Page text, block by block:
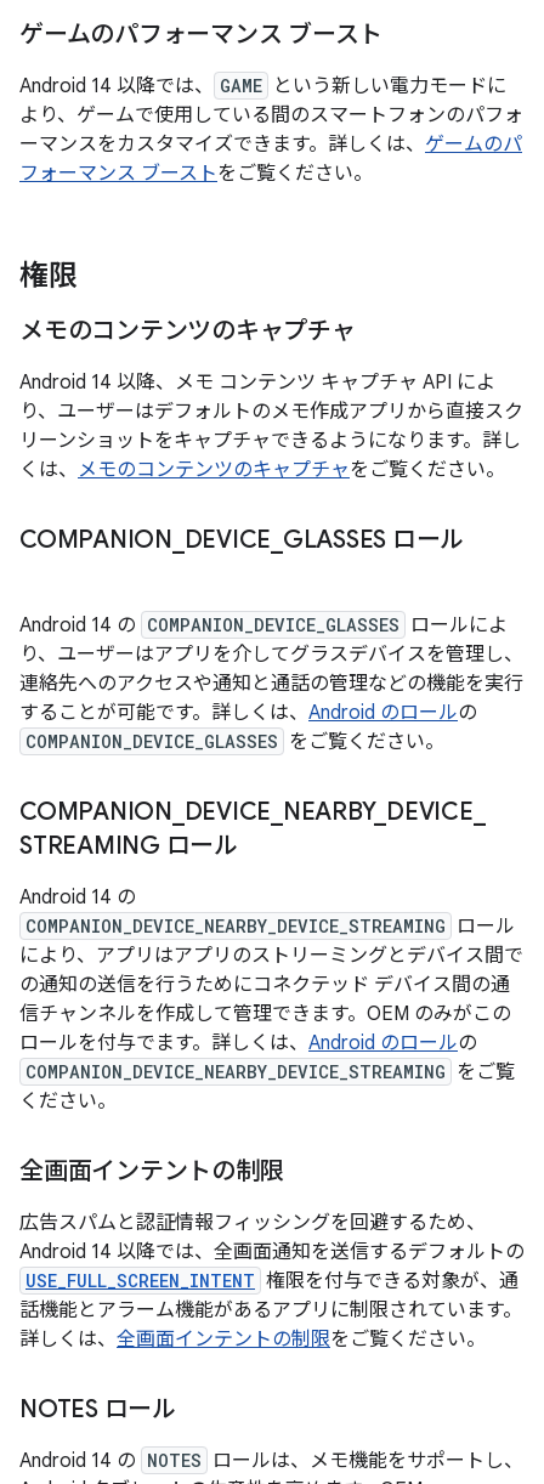
ゲームのパフォーマンス ブースト
Android 14 以降では、 GAME
という新しい電力モードに
より、ゲームで使用している間のスマートフォンのパフォ
ーマンスをカスタマイズできます。詳しくは、 ゲームのパ
フォーマンス ブーストをご覧ください。
権限
メモのコンテンツのキャプチャ
Android 14 以降、メモ コンテンツ キャプチャ API によ
り、ユーザーはデフォルトのメモ作成アプリから直接スク
リーンショットをキャプチャできるようになります。詳し
くは、 メモのコンテンツのキャプチャをご覧ください。
COMPANION DEVICE GLASSES ロール
Android 14 の COMPANION_DEVICE_GLASSES
ロールによ
り、ユーザーはアプリを介してグラスデバイスを管理し、
連絡先へのアクセスや通知と通話の管理などの機能を実行
することが可能です。詳しくは、 Android のロールの
COMPANION_DEVICE_GLASSES をご覧ください。
COMPANION DEVICE NEARBY_ DEVICE
STREAMING ロール
Android 14 の
COMPANION_DEVICE_NEARBY_DEVICE_STREAMING
ロール
により、アプリはアプリのストリーミングとデバイス間で
の通知の送信を行うためにコネクテッド デバイス間の通
信チャンネルを作成して管理できます。OEM のみがこの
ロールを付与でます。詳しくは、 Android のロールの
COMPANION_DEVICE_NEARBY_DEVICE_STREAMING をご覧
ください。
全画面インテントの制限
広告スパムと認証情報フィッシングを回避するため、
Android 14 以降では、全画面通知を送信するデフォルトの
USE_FULL_SCREEN_INTENT 権限を付与できる対象が、通
話機能とアラーム機能があるアプリに制限されています。
詳しくは、 全画面インテントの制限をご覧ください。
NOTES ロール
Android 14 の NOTES
ロールは、メモ機能をサポートし、